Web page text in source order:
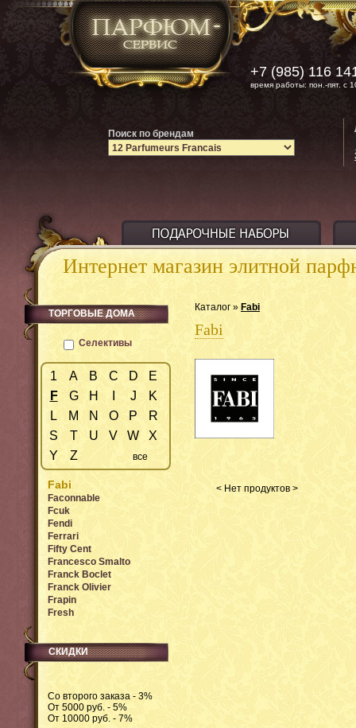
Интернет магазин элитной
Каталог » Fabi
Fabi
< Нет продуктов >
ТОРГОВЫЕ ДОМА
Селективы
1 A B C D
E
F
G H J
K
L
M N O P
R
S
T U V W
X
Y
Z все
Fabi
Faconnable
Fcuk
Fendi
Ferrari
Fifty Cent
Francesco Smalto
Franck Boclet
Franck Olivier
Frapin
Fresh
СКИДКИ
Со второго заказа - 3%
От 5000 руб. - 5%
От 10000 руб. - 7%
+7 (985) 116
время работы: пон.-пят. с
Поиск по брендам